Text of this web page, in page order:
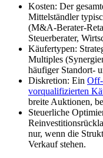
Kosten: Der
Mittelständler
(M&A-Berater-
Steuerberater,
Käufertypen:
Multiples
häufiger Standort-
Diskretion: Ein
vorqualifizierten
breite Auktionen,
Steuerliche
nur, wenn die
Verkauf stehen.